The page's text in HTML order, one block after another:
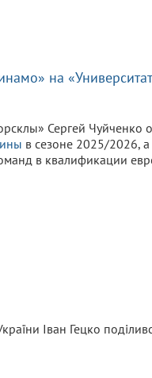
на
Сергей Чуйченко
в сезоне 2025/2026,
в квалификации
Іван Гецко